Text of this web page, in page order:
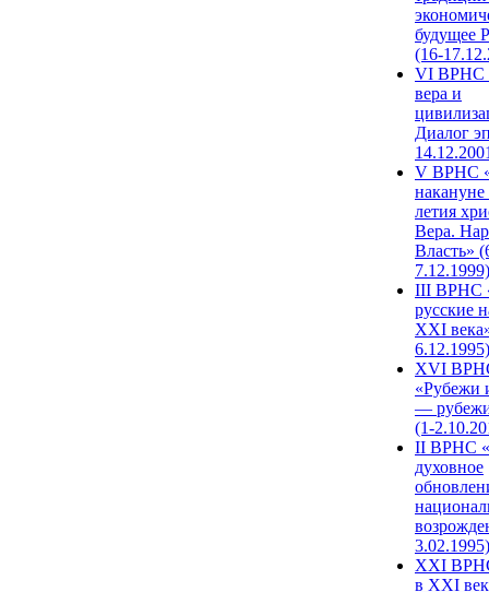
будущее
(16-
VI ВРНС
вера и
Диалог
V ВРНС
накануне
летия
Вера.
Власть»
7.12.1999)
III ВРНС
русские
XXI
6.12.1995)
XVI
«Рубежи
—
(1-
II ВРНС
духовное
3.02.1995)
XХI
в XXI